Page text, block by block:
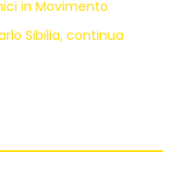
in Movimento
Sibilia, continua